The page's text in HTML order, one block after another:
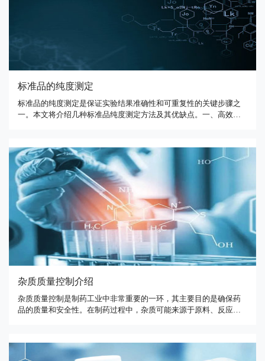
​标准品的纯度测定
标准品的纯度测定是保证实验结果准确性和可重复性的关键步骤之
一。本文将介绍几种标准品纯度测定方法及其优缺点。一、高效液
异分离，进而得到化合物的纯度。在HPLC方法中，可以采用不同的
检测器，如紫 …
杂质质量控制介绍
杂质质量控制是制药工业中非常重要的一环，其主要目的是确保药
品的质量和安全性。在制药过程中，杂质可能来源于原料、反应中
泛，包括有机杂质、无机杂质、微生物和其他杂质等。在制药过程